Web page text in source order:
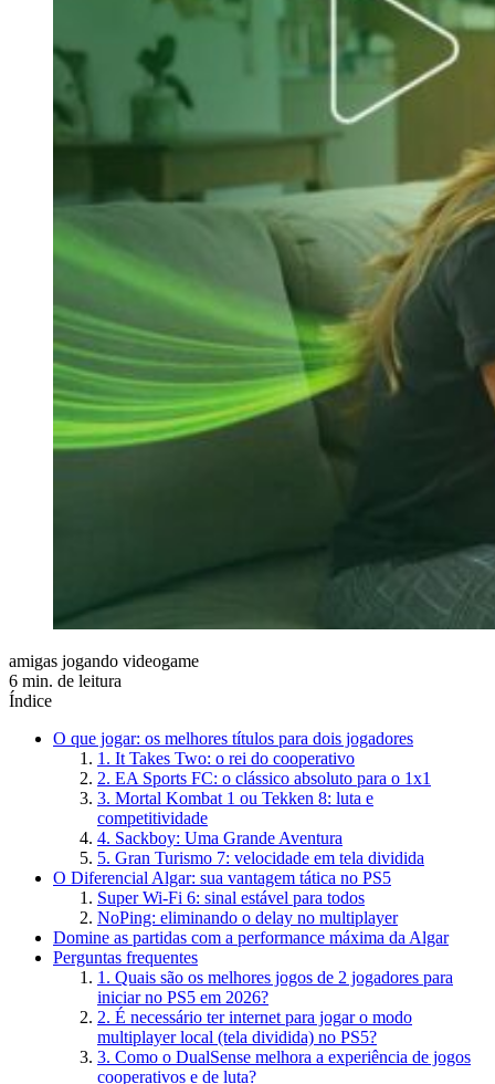
amigas jogando videogame
6 min. de leitura
Índice
O que jogar: os melhores títulos para dois jogadores
1. It Takes Two: o rei do cooperativo
2. EA Sports FC: o clássico absoluto para o 1x1
3. Mortal Kombat 1 ou Tekken 8: luta e
competitividade
4. Sackboy: Uma Grande Aventura
5. Gran Turismo 7: velocidade em tela dividida
O Diferencial Algar: sua vantagem tática no PS5
Super Wi-Fi 6: sinal estável para todos
NoPing: eliminando o delay no multiplayer
Domine as partidas com a performance máxima da Algar
Perguntas frequentes
1. Quais são os melhores jogos de 2 jogadores para
iniciar no PS5 em 2026?
2. É necessário ter internet para jogar o modo
multiplayer local (tela dividida) no PS5?
3. Como o DualSense melhora a experiência de jogos
cooperativos e de luta?